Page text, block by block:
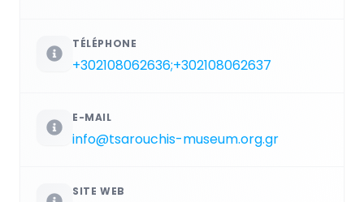
TÉLÉPHONE
+302108062636;+302108062637
E-MAIL
info@tsarouchis-museum.org.gr
SITE WEB